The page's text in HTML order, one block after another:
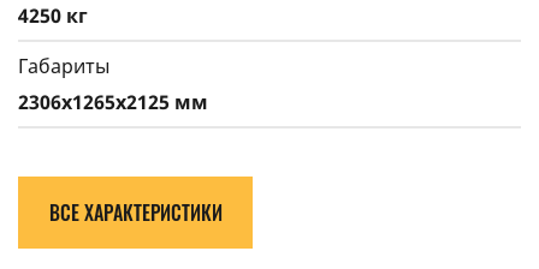
4250 кг
Габариты
2306х1265х2125 мм
ВСЕ ХАРАКТЕРИСТИКИ